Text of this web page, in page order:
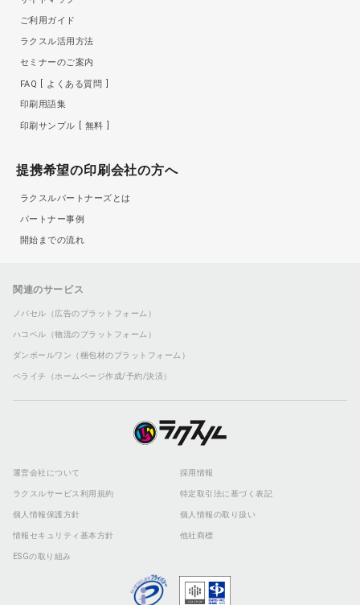
ご利用ガイド
ラクスル活用方法
セミナーのご案内
FAQ
よくある質問
印刷用語集
印刷サンプル 無料
提携希望の印刷会社の方へ
ラクスルパートナーズとは
パートナー事例
開始までの流れ
関連のサービス
ノバセル（広告のプラットフォーム）
ハコベル（物流のプラットフォーム）
ダンボールワン（梱包材のプラットフォーム）
ペライチ（ホームページ作成/予約/決済）
運営会社について 採用情報
ラクスルサービス利用規約 特定取引法に基づく表記
個人情報保護方針 個人情報の取り扱い
情報セキュリティ基本方針 他社商標
ESGの取り組み